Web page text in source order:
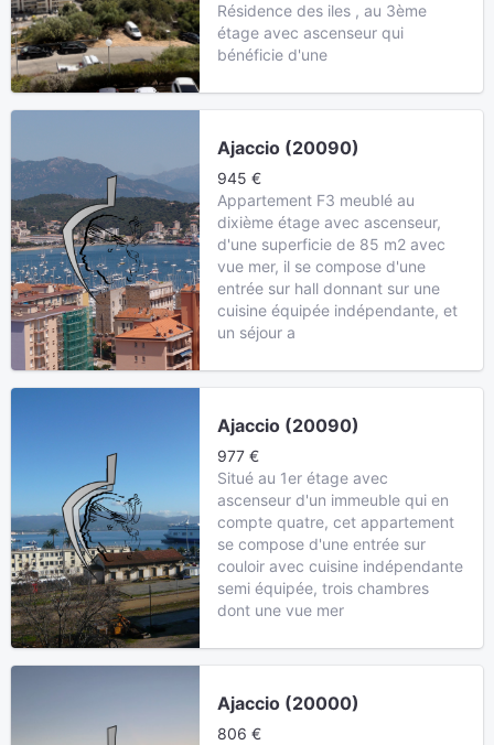
Résidence des iles , au 3ème
étage avec ascenseur qui
bénéficie d'une
Ajaccio (20090)
945 €
Appartement F3 meublé au
dixième étage avec ascenseur,
d'une superficie de 85 m2 avec
vue mer, il se compose d'une
entrée sur hall donnant sur une
cuisine équipée indépendante, et
un séjour a
Ajaccio (20090)
977 €
Situé au 1er étage avec
ascenseur d'un immeuble qui en
compte quatre, cet appartement
se compose d'une entrée sur
couloir avec cuisine indépendante
semi équipée, trois chambres
dont une vue mer
Ajaccio (20000)
806 €